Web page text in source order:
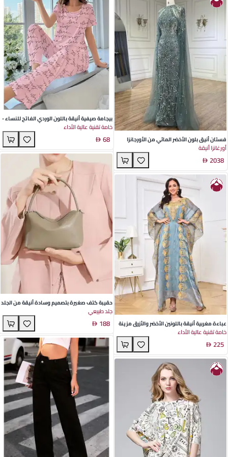
فستان أنيق بلون الأخضر المائي من الأورجانزا
بأكمام طائرة وتنورة ذيل السمكة - مثالي
للحفلات المسائية والمناسبات الخاصة
أورغانزا أنيقة
2038
عباءة مغربية أنيقة باللونين الأخضر والأزرق مزينة
بالتطريز لمناسبات الصيف - قماش بوليستر خفيف
الوزن، أكمام بات طويلة، مثالية للمناسبات الخاصة
خامة تقنية عالية الأداء
225
بيجامة صيفية أنيقة باللون الوردي الفاتح للنساء -
طقم من حرير الحليب بتصميم ياقة دائرية وأكمام
قصيرة، مثالية للاستخدام المنزلي والترفيه في
الهواء الطلق
خامة تقنية عالية الأداء
68
حقيبة كتف صغيرة بتصميم وسادة أنيقة من الجلد
الطبيعي باللون الأسود لإطلالة يومية ساحرة
جلد طبيعي
188